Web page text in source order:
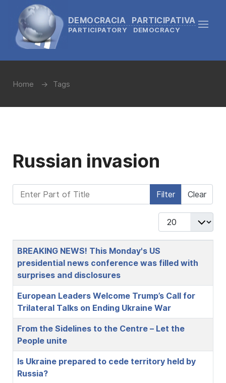
DEMOCRACIA PARTICIPATIVA
PARTICIPATORY DEMOCRACY
Home Tags
Russian invasion
Enter Part of Title Filter Clear
Display #
Title
BREAKING NEWS! This Monday's US
presidential news conference was filled with
surprises and disclosures
European Leaders Welcome Trump’s Call for
Trilateral Talks on Ending Ukraine War
From the Sidelines to the Centre – Let the
People unite
Is Ukraine prepared to cede territory held by
Russia?